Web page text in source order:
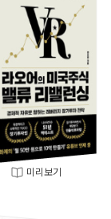
미리보기